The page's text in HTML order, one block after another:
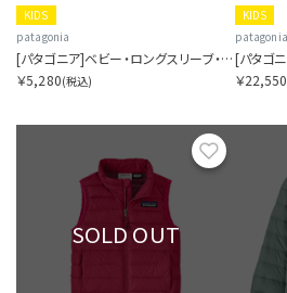
KIDS
patagonia
[パタゴニア]ベビー・ロングスリーブ・グラフィック・Tシャツ
￥5,280(税込)
KIDS
patagonia
￥22,550
お気に入り
SOLD OUT